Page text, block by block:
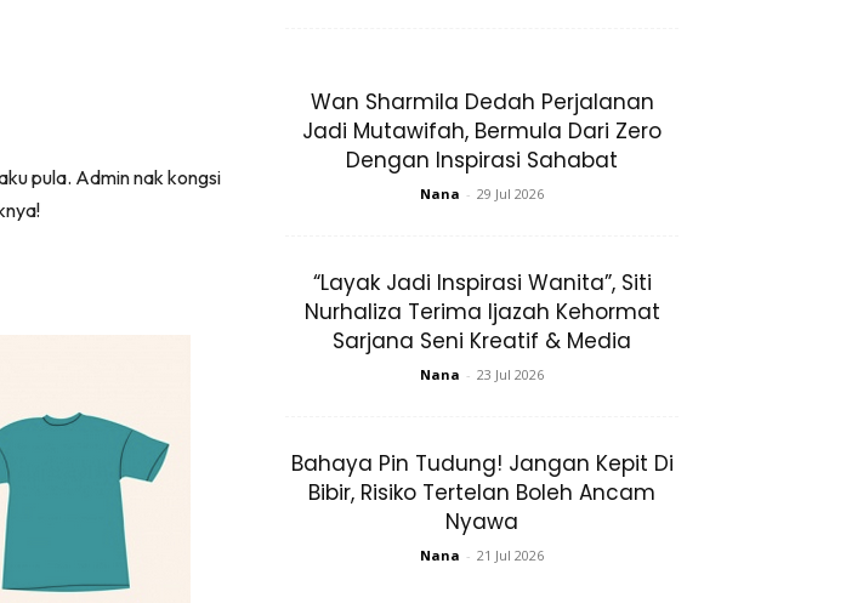
muslimah terkini di HIJABISTA!
di
pula. Admin nak kongsi
Wan Sharmila Dedah Perjalanan
Jadi Mutawifah, Bermula Dari Zero
Dengan Inspirasi Sahabat
Nana - 29 Jul 2026
“Layak Jadi Inspirasi Wanita”, Siti
Nurhaliza Terima Ijazah Kehormat
Sarjana Seni Kreatif & Media
Nana - 23 Jul 2026
Bahaya Pin Tudung! Jangan Kepit Di
Bibir, Risiko Tertelan Boleh Ancam
Nyawa
Nana - 21 Jul 2026